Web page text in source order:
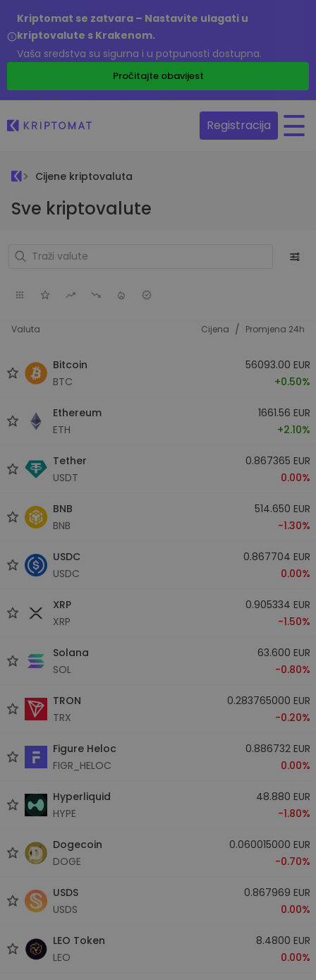
Kriptomat se zatvara – Nastavite ulagati u
kriptovalute s Krakenom.
Vaša sredstva su sigurna i u potpunosti dostupna.
Pročitajte obavijest
Registracija
Cijene kriptovaluta
Sve kriptovalute
Valuta Cijena / Promjena 24h
Bitcoin
BTC
56093.00 EUR
+0.50%
Ethereum
ETH
1661.56 EUR
+2.10%
Tether
USDT
0.867365 EUR
0.00%
BNB
BNB
514.650 EUR
-1.30%
USDC
USDC
0.867704 EUR
0.00%
XRP
XRP
0.905334 EUR
-1.50%
Solana
SOL
63.600 EUR
-0.80%
TRON
TRX
0.283765000 EUR
-0.20%
Figure Heloc
FIGR_HELOC
0.886732 EUR
0.00%
Hyperliquid
HYPE
48.880 EUR
-1.80%
Dogecoin
DOGE
0.060015000 EUR
-0.70%
USDS
USDS
0.867969 EUR
0.00%
LEO Token
LEO
8.4800 EUR
0.00%